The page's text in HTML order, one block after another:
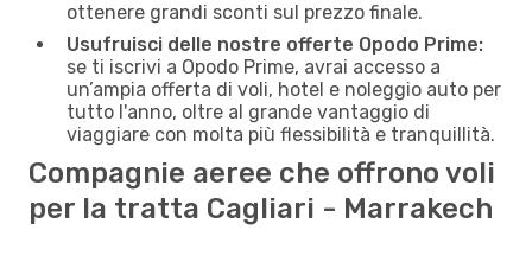
ottenere grandi sconti sul prezzo finale.
Usufruisci delle nostre offerte Opodo Prime:
se ti iscrivi a Opodo Prime, avrai accesso a
un’ampia offerta di voli, hotel e noleggio auto per
tutto l'anno, oltre al grande vantaggio di
viaggiare con molta più flessibilità e tranquillità.
Compagnie aeree che offrono voli
per la tratta Cagliari - Marrakech